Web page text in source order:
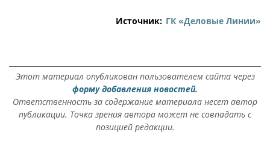
Источник: ГК «Деловые Линии»
Этот материал опубликован пользователем сайта через
форму добавления новостей.
Ответственность за содержание материала несет автор
публикации. Точка зрения автора может не совпадать с
позицией редакции.